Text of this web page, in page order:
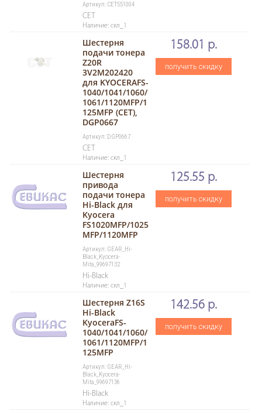
Артикул: CET551004
CET
Наличие: скл_1
Шестерня
подачи тонера
Z20R
3V2M202420
для KYOCERAFS-
1040/1041/1060/
1061/1120MFP/1
125MFP (CET),
DGP0667
Артикул: DGP0667
CET
Наличие: скл_1
158.01 р.
получить скидку
Шестерня
привода
подачи тонера
Hi-Black для
Kyocera
FS1020MFP/1025
MFP/1120MFP
Артикул: GEAR_Hi-
Black_Kyocera-
Mita_99697132
Hi-Black
Наличие: скл_1
125.55 р.
получить скидку
Шестерня Z16S
Hi-Black
KyoceraFS-
1040/1041/1060/
1061/1120MFP/1
125MFP
Артикул: GEAR_Hi-
Black_Kyocera-
Mita_99697136
Hi-Black
Наличие: скл_1
142.56 р.
получить скидку